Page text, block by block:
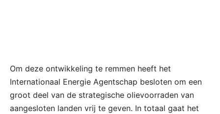
Om deze ontwikkeling te remmen heeft het
Internationaal Energie Agentschap besloten om een
groot deel van de strategische olievoorraden van
aangesloten landen vrij te geven. In totaal gaat het